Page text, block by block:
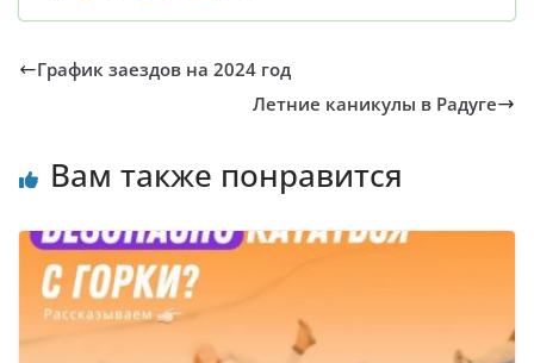
График заездов на 2024 год
Летние каникулы в Радуге
Вам также понравится